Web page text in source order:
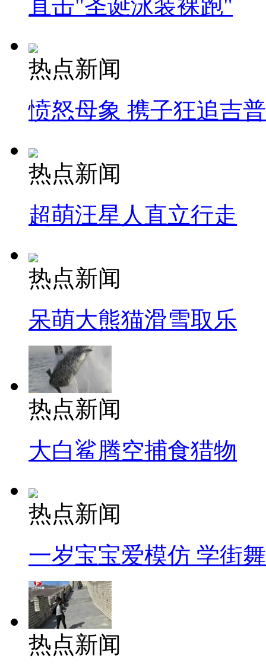
直击"圣诞泳装裸跑"
热点新闻
愤怒母象 携子狂追吉
热点新闻
超萌汪星人直立行走
热点新闻
呆萌大熊猫滑雪取乐
热点新闻
大白鲨腾空捕食猎物
热点新闻
一岁宝宝爱模仿 学街
热点新闻